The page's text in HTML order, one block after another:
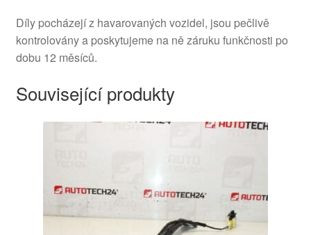
Díly pocházejí z havarovaných vozidel, jsou pečlivě
kontrolovány a poskytujeme na ně záruku funkčnosti po
dobu 12 měsíců.
Související produkty